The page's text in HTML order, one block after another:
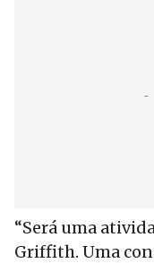
“Será uma
Griffith. Uma